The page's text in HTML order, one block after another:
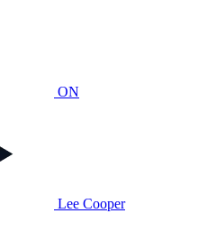
ON
Lee Cooper